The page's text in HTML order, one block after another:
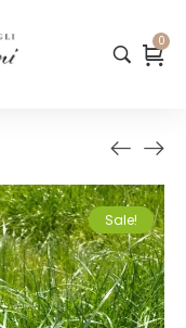
0
Sale!